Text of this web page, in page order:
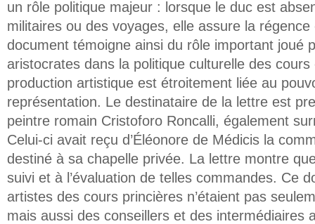
un rôle politique majeur : lorsque le duc est
militaires ou des voyages, elle assure la
document témoigne ainsi du rôle important joué
aristocrates dans la politique culturelle des
production artistique est étroitement liée au
représentation. Le destinataire de la lettre est
peintre romain Cristoforo Roncalli, également
Celui-ci avait reçu d’Éléonore de Médicis la
destiné à sa chapelle privée. La lettre montre
suivi et à l’évaluation de telles commandes. Ce
artistes des cours princières n’étaient pas
mais aussi des conseillers et des intermédiaires